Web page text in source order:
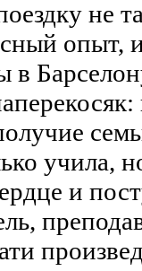
не
опыт,
в
учила,
и